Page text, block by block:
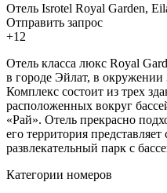
Отель Isrotel Royal Garden,
Отправить запрос
+12
Отель класса люкс Royal
в городе Эйлат, в окружении
Комплекс состоит из трех
расположенных вокруг
«Рай». Отель прекрасно
его территория
развлекательный парк с
Категории номеров